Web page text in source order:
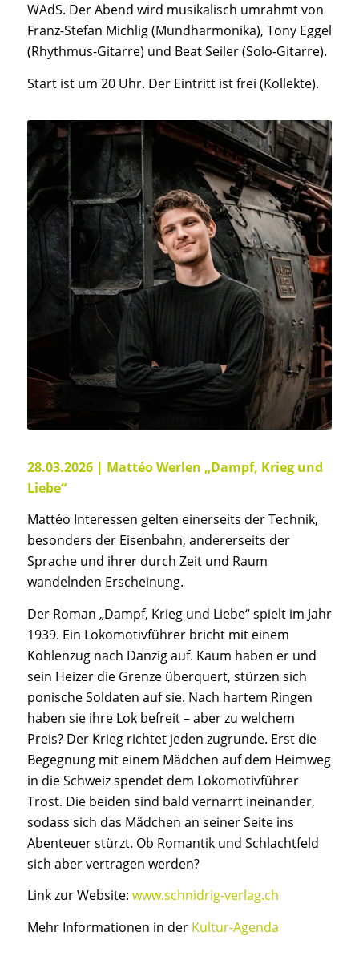
WAdS. Der Abend wird musikalisch umrahmt von
Franz-Stefan Michlig (Mundharmonika), Tony Eggel
(Rhythmus-Gitarre) und Beat Seiler (Solo-Gitarre).
Start ist um 20 Uhr. Der Eintritt ist frei (Kollekte).
28.03.2026 | Mattéo Werlen „Dampf, Krieg und
Liebe“
Mattéo Interessen gelten einerseits der Technik,
besonders der Eisenbahn, andererseits der
Sprache und ihrer durch Zeit und Raum
wandelnden Erscheinung.
Der Roman „Dampf, Krieg und Liebe“ spielt im Jahr
1939. Ein Lokomotivführer bricht mit einem
Kohlenzug nach Danzig auf. Kaum haben er und
sein Heizer die Grenze überquert, stürzen sich
ponische Soldaten auf sie. Nach hartem Ringen
haben sie ihre Lok befreit – aber zu welchem
Preis? Der Krieg richtet jeden zugrunde. Erst die
Begegnung mit einem Mädchen auf dem Heimweg
in die Schweiz spendet dem Lokomotivführer
Trost. Die beiden sind bald vernarrt ineinander,
sodass sich das Mädchen an seiner Seite ins
Abenteuer stürzt. Ob Romantik und Schlachtfeld
sich aber vertragen werden?
Link zur Website: www.schnidrig-verlag.ch
Mehr Informationen in der Kultur-Agenda